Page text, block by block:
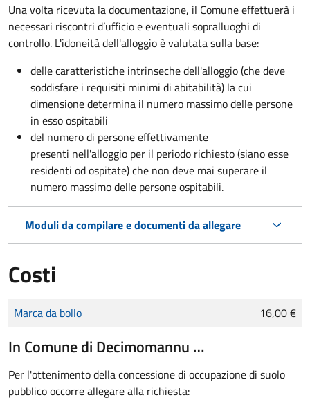
Una volta ricevuta la documentazione, il Comune effettuerà i
necessari riscontri d’ufficio e eventuali sopralluoghi di
controllo. L'idoneità dell'alloggio è valutata sulla base:
delle caratteristiche intrinseche dell'alloggio (che deve
soddisfare i requisiti minimi di abitabilità) la cui
dimensione determina il numero massimo delle persone
in esso ospitabili
del numero di persone effettivamente
presenti nell'alloggio per il periodo richiesto (siano esse
residenti od ospitate) che non deve mai superare il
numero massimo delle persone ospitabili.
Moduli da compilare e documenti da allegare
Costi
Tipo di pagamento
Importo
Marca da bollo 16,00 €
In Comune di Decimomannu …
Per l'ottenimento della concessione di occupazione di suolo
pubblico occorre allegare alla richiesta: